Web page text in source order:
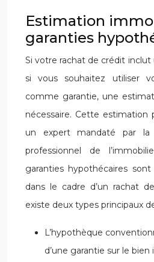
Estimation
garanties
Si votre rachat de crédit
si vous souhaitez utiliser
comme garantie, une
nécessaire. Cette estimation
un expert mandaté par
professionnel de
garanties hypothécaires
dans le cadre d’un rachat
existe deux types principaux
L’hypothèque
d’une garantie sur le